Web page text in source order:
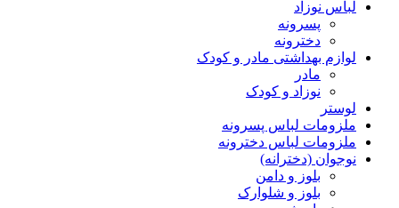
لباس نوزاد
پسرونه
دخترونه
لوازم بهداشتی مادر و کودک
مادر
نوزاد و کودک
لوستر
ملزومات لباس پسرونه
ملزومات لباس دخترونه
نوجوان (دخترانه)
بلوز و دامن
بلوز و شلوارک